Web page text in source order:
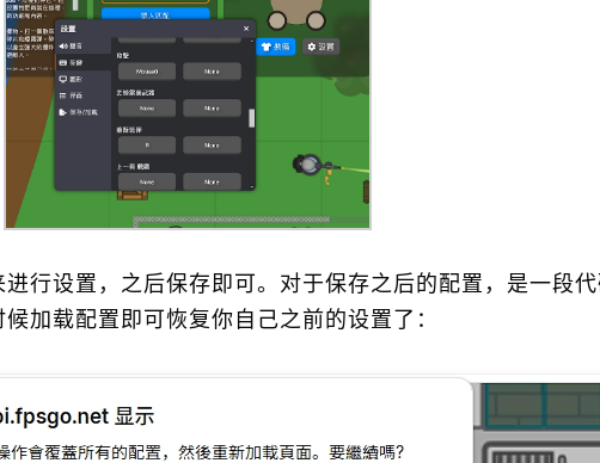
行设置，之后保存即可。对于保存之后的配置，是一段
加载配置即可恢复你自己之前的设置了：